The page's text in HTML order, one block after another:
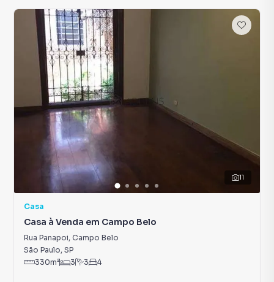
11
Casa
Casa à Venda em Campo Belo
Rua Panapoi, Campo Belo
São Paulo, SP
330m² 3 3 4